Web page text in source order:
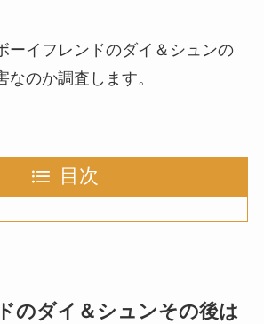
ーイフレンドのダイ＆シュンの
なのか調査します。
目次
のダイ＆シュンその後は